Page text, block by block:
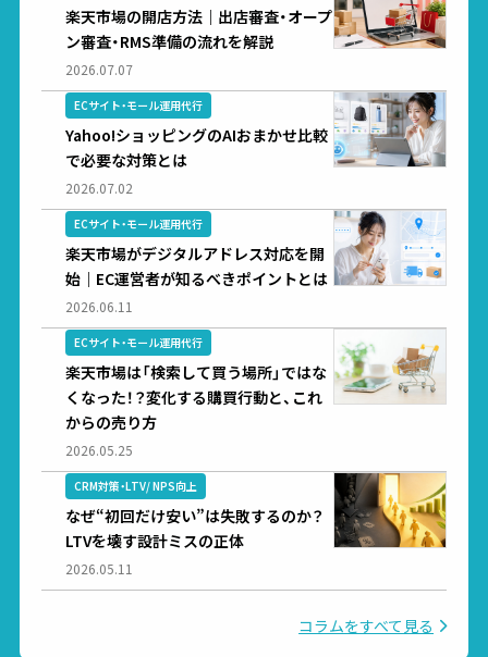
楽天市場の開店方法｜出店審査・オープ
ン審査・RMS準備の流れを解説
2026.07.07
ECサイト・モール運用代行
Yahoo!ショッピングのAIおまかせ比較
で必要な対策とは
2026.07.02
ECサイト・モール運用代行
楽天市場がデジタルアドレス対応を開
始｜EC運営者が知るべきポイントとは
2026.06.11
ECサイト・モール運用代行
楽天市場は「検索して買う場所」ではな
くなった！？変化する購買行動と、これ
からの売り方
2026.05.25
CRM対策・LTV/ NPS向上
なぜ“初回だけ安い”は失敗するのか？
LTVを壊す設計ミスの正体
2026.05.11
コラムをすべて見る